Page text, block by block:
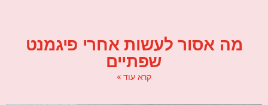
מה אסור לעשות אחרי פיגמנט
שפתיים
קרא עוד »